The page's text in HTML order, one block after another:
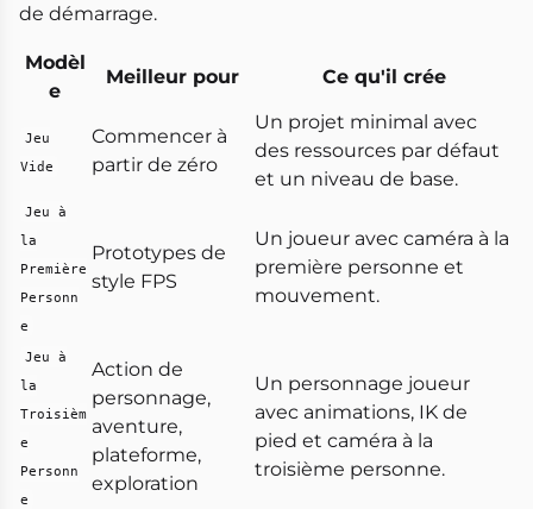
de démarrage.
Modèl
e
Meilleur pour Ce qu'il crée
Jeu
Vide
Commencer à
partir de zéro
Un projet minimal avec
des ressources par défaut
et un niveau de base.
Jeu à
la
Première
Personn
e
Prototypes de
style FPS
Un joueur avec caméra à la
première personne et
mouvement.
Jeu à
la
Troisièm
e
Personn
e
Action de
personnage,
aventure,
plateforme,
exploration
Un personnage joueur
avec animations, IK de
pied et caméra à la
troisième personne.